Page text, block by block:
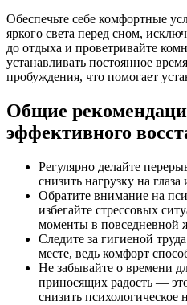
Обеспечьте себе комфортные
яркого света перед сном,
до отдыха и проветривайте
устанавливать постоянное
пробуждения, что помогает
Общие
эффективного
Регулярно делайте
снизить нагрузку на
Обратите внимание на
избегайте стрессовых
моменты в повседневной
Следите за гигиеной
месте, ведь комфорт
Не забывайте о времени
приносящих радость —
снизить психологическое